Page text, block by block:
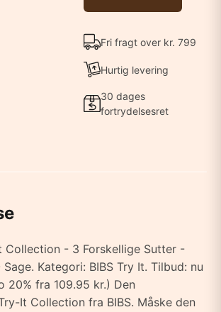
Fri fragt over kr. 799
Hurtig levering
30 dages
fortrydelsesret
Collection - 3 Forskellige Sutter -
Kategori: BIBS Try It. Tilbud: nu
20% fra 109.95 kr.) Den
It Collection fra BIBS. Måske den